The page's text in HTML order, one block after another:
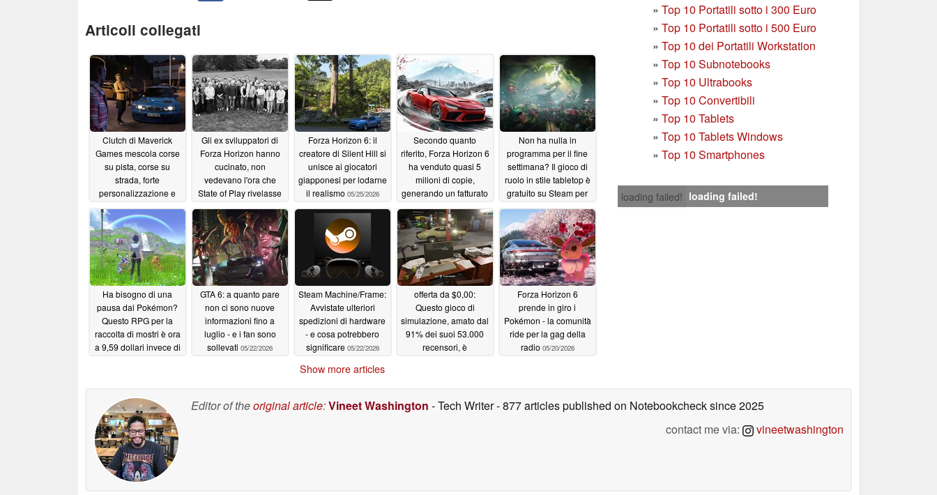
» Top 10 Portatili sotto i 300 Euro
» Top 10 Portatili sotto i 500 Euro
» Top 10 dei Portatili Workstation
» Top 10 Subnotebooks
» Top 10 Ultrabooks
» Top 10 Convertibili
» Top 10 Tablets
» Top 10 Tablets Windows
» Top 10 Smartphones
loading failed! loading failed!
Articoli collegati
Clutch di Maverick
Games mescola corse
su pista, corse su
strada, forte
personalizzazione e
06/03/2026
Gli ex sviluppatori di
Forza Horizon hanno
cucinato, non
vedevano l'ora che
State of Play rivelasse
AAA05/28/2026
Forza Horizon 6: il
creatore di Silent Hill si
unisce ai giocatori
giapponesi per lodarne
il realismo 05/25/2026
Secondo quanto
riferito, Forza Horizon 6
ha venduto quasi 5
milioni di copie,
generando un fatturato
dollari05/22/2026
Non ha nulla in
programma per il fine
settimana? Il gioco di
ruolo in stile tabletop è
gratuito su Steam per
limitato05/22/2026
Ha bisogno di una
pausa dai Pokémon?
Questo RPG per la
raccolta di mostri è ora
a 9,59 dollari invece di
GTA 6: a quanto pare
non ci sono nuove
informazioni fino a
luglio - e i fan sono
sollevati 05/22/2026
Steam Machine/Frame:
Avvistate ulteriori
spedizioni di hardware
- e cosa potrebbero
significare 05/22/2026
offerta da $0,00:
Questo gioco di
simulazione, amato dal
91% dei suoi 53.000
recensori, è
Forza Horizon 6
prende in giro i
Pokémon - la comunità
ride per la gag della
radio 05/20/2026
Show more articles
Editor of theoriginal article:Vineet Washington - Tech Writer- 877 articles published on Notebookchecksince 2025
contact me via:
vineetwashington